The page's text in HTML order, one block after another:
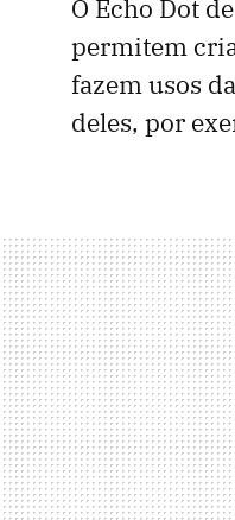
O Echo Dot
permitem
fazem usos
deles, por